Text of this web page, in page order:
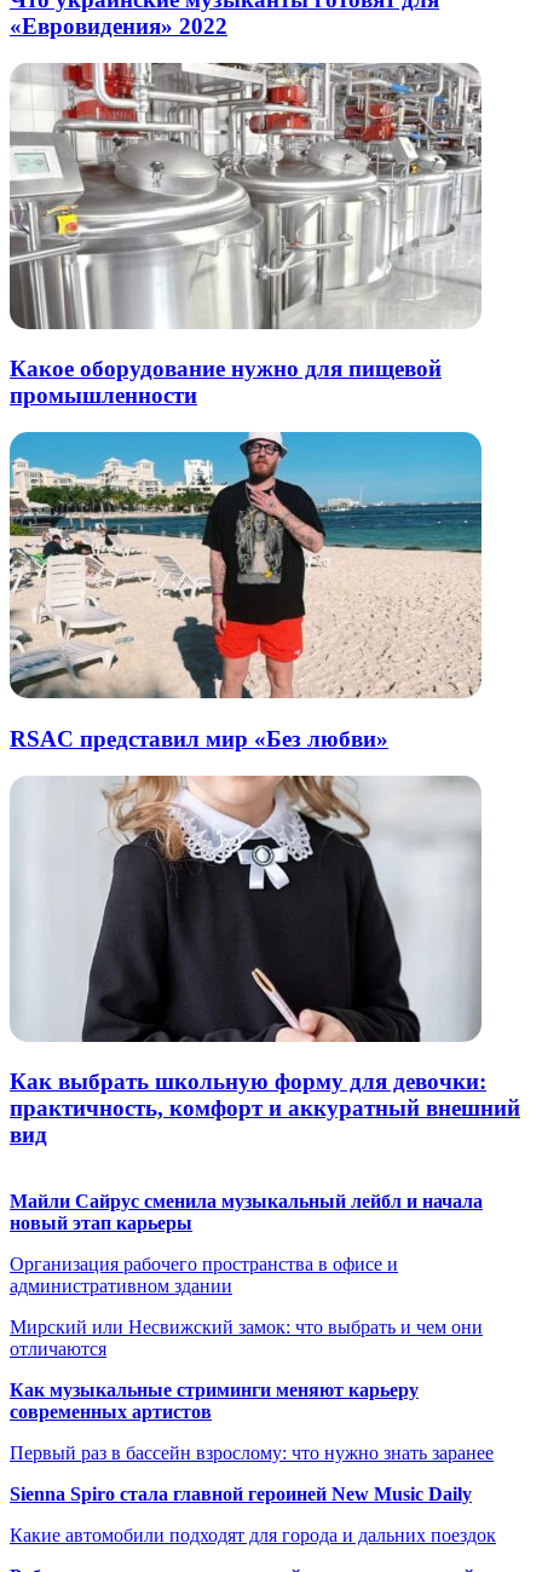
«Евровидения» 2022
Какое оборудование нужно для пищевой
промышленности
RSAC представил мир «Без любви»
Как выбрать школьную форму для девочки:
практичность, комфорт и аккуратный внешний
вид
Майли Сайрус сменила музыкальный лейбл и начала
новый этап карьеры
Организация рабочего пространства в офисе и
административном здании
Мирский или Несвижский замок: что выбрать и чем они
отличаются
Как музыкальные стриминги меняют карьеру
современных артистов
Первый раз в бассейн взрослому: что нужно знать заранее
Sienna Spiro стала главной героиней New Music Daily
Какие автомобили подходят для города и дальних поездок